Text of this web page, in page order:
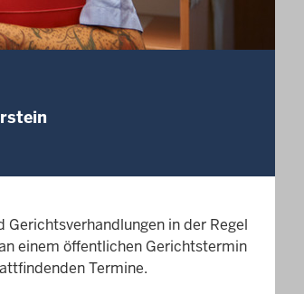
in der Regel
einem öffentlichen Gerichtstermin
Termine.